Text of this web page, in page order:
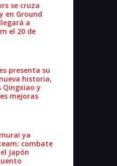
se cruza
en Ground
a
el 20 de
presenta su
historia,
Qingxiao y
mejoras
ya
combate
Japón